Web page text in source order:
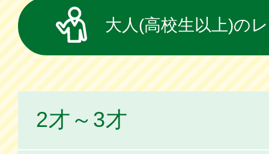
大人(高校生以上)の
2才～3才